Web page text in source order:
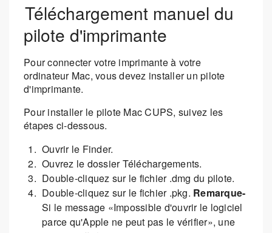
Téléchargement manuel du
pilote d'imprimante
Pour connecter votre imprimante à votre
ordinateur Mac, vous devez installer un pilote
d'imprimante.
Pour installer le pilote Mac CUPS, suivez les
étapes ci-dessous.
Ouvrir le Finder.
Ouvrez le dossier Téléchargements.
Double-cliquez sur le fichier .dmg du pilote.
Double-cliquez sur le fichier .pkg. Remarque-
Si le message «Impossible d'ouvrir le logiciel
parce qu'Apple ne peut pas le vérifier», une